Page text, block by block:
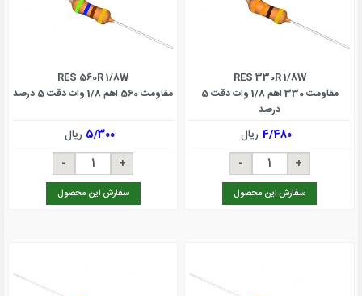
RES 330R 1/8W
مقاومت 330 اهم 1/8 وات دقت 5
درصد
4/480ریال
سفارش این محصول
RES 560R 1/8W
مقاومت 560 اهم 1/8 وات دقت 5 درصد
5/300 ریال
سفارش این محصول